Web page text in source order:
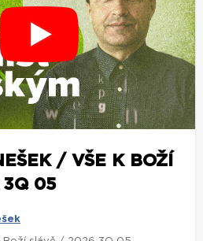
/ VŠE K BOŽÍ
05